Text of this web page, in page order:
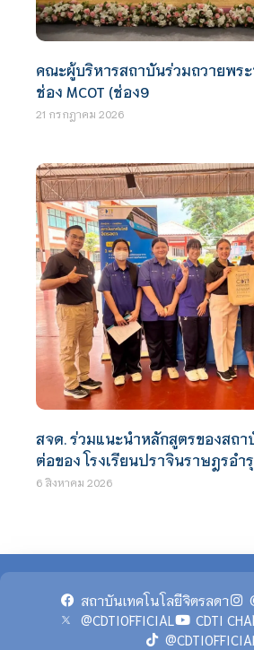
คณะผู้บริหารสถาบันร่วมถวายพร
ช่อง MCOT (ช่อง9
21 กรกฎาคม 2026
สจด. ร่วมแนะนำหลักสูตรของสถา
ต่อของ โรงเรียนปราจินราษฎรอำ
6 สิงหาคม 2026
สถาบันเทคโนโลยีจิตรลดา
@CDTIOFFICIAL
CDTI